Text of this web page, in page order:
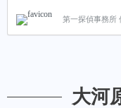
金と併せて、当探偵事務所
をご紹介いたします。 不
推測できる際におすすめ
報酬制のプランでは「浮
第一探偵事務所
大河